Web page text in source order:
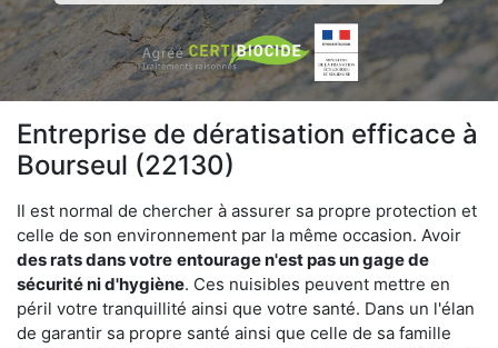
Entreprise de dératisation efficace à
Bourseul (22130)
Il est normal de chercher à assurer sa propre protection et
celle de son environnement par la même occasion. Avoir
des rats dans votre entourage n'est pas un gage de
sécurité ni d'hygiène. Ces nuisibles peuvent mettre en
péril votre tranquillité ainsi que votre santé. Dans un l'élan
de garantir sa propre santé ainsi que celle de sa famille